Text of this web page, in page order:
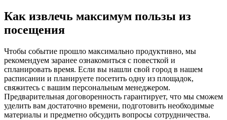
Как извлечь максимум пользы из
посещения
Чтобы событие прошло максимально продуктивно, мы
рекомендуем заранее ознакомиться с повесткой и
спланировать время. Если вы нашли свой город в нашем
расписании и планируете посетить одну из площадок,
свяжитесь с вашим персональным менеджером.
Предварительная договоренность гарантирует, что мы сможем
уделить вам достаточно времени, подготовить необходимые
материалы и предметно обсудить вопросы сотрудничества.